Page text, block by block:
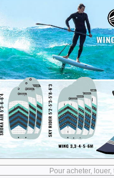
Pour acheter, louer,